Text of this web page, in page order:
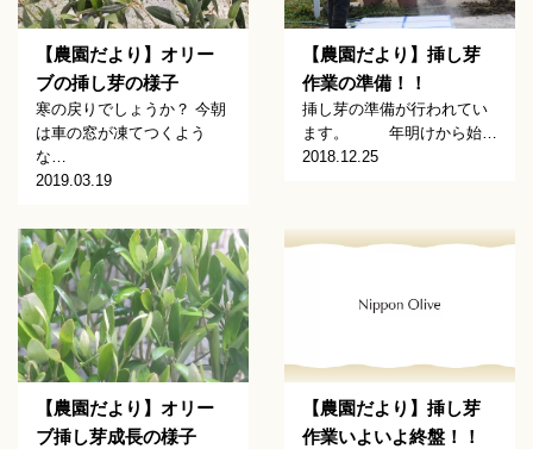
【農園だより】オリー
ブの挿し芽の様子
寒の戻りでしょうか？ 今朝
は車の窓が凍てつくよう
な…
2019.03.19
【農園だより】挿し芽
作業の準備！！
挿し芽の準備が行われてい
ます。 年明けから始…
2018.12.25
【農園だより】オリー
ブ挿し芽成長の様子
【農園だより】挿し芽
作業いよいよ終盤！！